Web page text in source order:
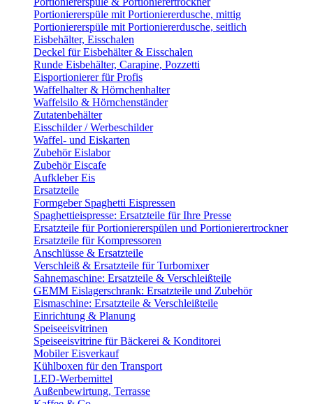
Portioniererspüle mit Portioniererdusche, mittig
Portioniererspüle mit Portioniererdusche, seitlich
Eisbehälter, Eisschalen
Deckel für Eisbehälter & Eisschalen
Runde Eisbehälter, Carapine, Pozzetti
Eisportionierer für Profis
Waffelhalter & Hörnchenhalter
Waffelsilo & Hörnchenständer
Zutatenbehälter
Eisschilder / Werbeschilder
Waffel- und Eiskarten
Zubehör Eislabor
Zubehör Eiscafe
Aufkleber Eis
Ersatzteile
Formgeber Spaghetti Eispressen
Spaghettieispresse: Ersatzteile für Ihre Presse
Ersatzteile für Portioniererspülen und Portionierertrockner
Ersatzteile für Kompressoren
Anschlüsse & Ersatzteile
Verschleiß & Ersatzteile für Turbomixer
Sahnemaschine: Ersatzteile & Verschleißteile
GEMM Eislagerschrank: Ersatzteile und Zubehör
Eismaschine: Ersatzteile & Verschleißteile
Einrichtung & Planung
Speiseeisvitrinen
Speiseeisvitrine für Bäckerei & Konditorei
Mobiler Eisverkauf
Kühlboxen für den Transport
LED-Werbemittel
Außenbewirtung, Terrasse